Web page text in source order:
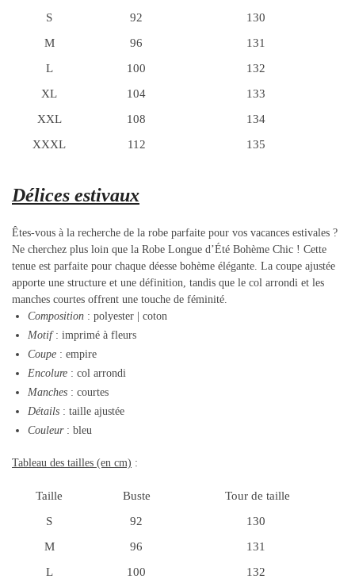
S
92
130
M
96
131
L
100
132
XL
104
133
XXL
108
134
XXXL
112 135
Délices estivaux
Êtes-vous à la recherche de la robe parfaite pour vos vacances estivales ?
Ne cherchez plus loin que la Robe Longue d’Été Bohème Chic ! Cette
tenue est parfaite pour chaque déesse bohème élégante. La coupe ajustée
apporte une structure et une définition, tandis que le col arrondi et les
manches courtes offrent une touche de féminité.
Composition : polyester |
coton
Motif: imprimé à fleurs
Coupe : empire
Encolure : col arrondi
Manches : courtes
Détails : taille ajustée
Couleur : bleu
Tableau des tailles (en cm) :
Taille Buste
Tour de taille
S
92
130
M
96
131
L
100
132